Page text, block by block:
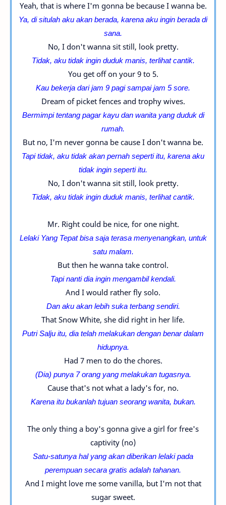
Yeah, that is where I'm gonna be because I wanna be.
Ya, di situlah aku akan berada, karena aku ingin berada di
sana.
No, I don't wanna sit still, look pretty.
Tidak, aku tidak ingin duduk manis, terlihat cantik.
You get off on your 9 to 5.
Kau bekerja dari jam 9 pagi sampai jam 5 sore.
Dream of picket fences and trophy wives.
Bermimpi tentang pagar kayu dan wanita yang duduk di
rumah.
But no, I'm never gonna be cause I don't wanna be.
Tapi tidak, aku tidak akan pernah seperti itu, karena aku
tidak ingin seperti itu.
No, I don't wanna sit still, look pretty.
Tidak, aku tidak ingin duduk manis, terlihat cantik.
Mr. Right could be nice, for one night.
Lelaki Yang Tepat bisa saja terasa menyenangkan, untuk
satu malam.
But then he wanna take control.
Tapi nanti dia ingin mengambil kendali.
And I would rather fly solo.
Dan aku akan lebih suka terbang sendiri.
That Snow White, she did right in her life.
Putri Salju itu, dia telah melakukan dengan benar dalam
hidupnya.
Had 7 men to do the chores.
(Dia) punya 7 orang yang melakukan tugasnya.
Cause that's not what a lady's for, no.
Karena itu bukanlah tujuan seorang wanita, bukan.
The only thing a boy's gonna give a girl for free's
captivity (no)
Satu-satunya hal yang akan diberikan lelaki pada
perempuan secara gratis adalah tahanan.
And I might love me some vanilla, but I'm not that
sugar sweet.